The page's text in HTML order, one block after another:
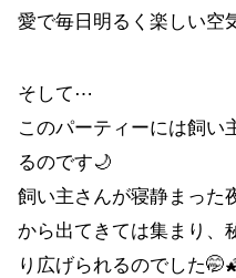
愛で毎日明るく楽しい空
そして⋯
このパーティーには飼い
るのです🌙
飼い主さんが寝静まった
から出てきては集まり、
り広げられるのでした